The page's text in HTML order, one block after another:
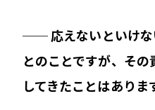
── 応えないといけな
とのことですが、そ
してきたことはありま